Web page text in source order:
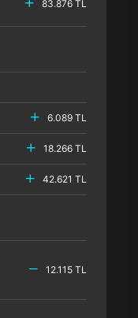
83.876 TL
6.089 TL
18.266 TL
42.621 TL
12.115 TL